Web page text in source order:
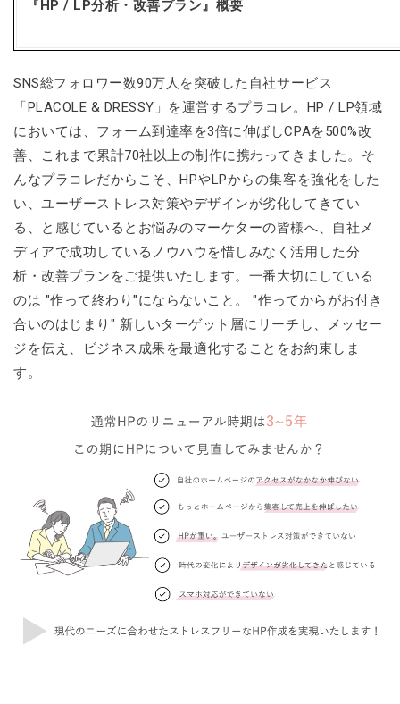
『HP / LP分析・改善プラン』概要
SNS総フォロワー数90万人を突破した自社サービス
「PLACOLE & DRESSY」を運営するプラコレ。HP / LP領域
においては、フォーム到達率を3倍に伸ばしCPAを500%改
善、これまで累計70社以上の制作に携わってきました。そ
んなプラコレだからこそ、HPやLPからの集客を強化をした
い、ユーザーストレス対策やデザインが劣化してきてい
る、と感じているとお悩みのマーケターの皆様へ、自社メ
ディアで成功しているノウハウを惜しみなく活用した分
析・改善プランをご提供いたします。一番大切にしている
のは "作って終わり"にならないこと。 "作ってからがお付き
合いのはじまり" 新しいターゲット層にリーチし、メッセー
ジを伝え、ビジネス成果を最適化することをお約束しま
す。